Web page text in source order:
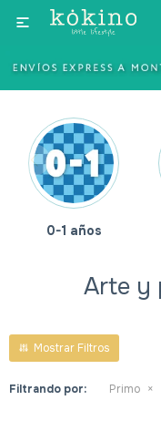

0-1 años
Arte y
Filtrando por: Primo